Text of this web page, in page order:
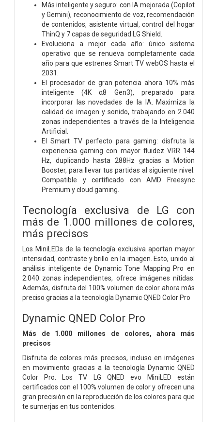
Más inteligente y seguro: con IA mejorada (Copilot
y Gemini), reconocimiento de voz, recomendación
de contenidos, asistente virtual, control del hogar
ThinQ y 7 capas de seguridad LG Shield.
Evoluciona a mejor cada año: único sistema
operativo que se renueva completamente cada
año para que estrenes Smart TV webOS hasta el
2031.
El procesador de gran potencia ahora 10% más
inteligente (4K α8 Gen3), preparado para
incorporar las novedades de la IA. Maximiza la
calidad de imagen y sonido, trabajando en 2.040
zonas independientes a través de la Inteligencia
Artificial.
El Smart TV perfecto para gaming: disfruta la
experiencia gaming con mayor fluidez VRR 144
Hz, duplicando hasta 288Hz gracias a Motion
Booster, para llevar tus partidas al siguiente nivel.
Compatible y certificado con AMD Freesync
Premium y cloud gaming.
Tecnología exclusiva de LG con
más de 1.000 millones de colores,
más precisos
Los MiniLEDs de la tecnología exclusiva aportan mayor
intensidad, contraste y brillo en la imagen. Esto, unido al
análisis inteligente de Dynamic Tone Mapping Pro en
2.040 zonas independientes, ofrece imágenes nítidas.
Además, disfruta del 100% volumen de color ahora más
preciso gracias a la tecnología Dynamic QNED Color Pro
Dynamic QNED Color Pro
Más de 1.000 millones de colores, ahora más
precisos
Disfruta de colores más precisos, incluso en imágenes
en movimiento gracias a la tecnología Dynamic QNED
Color Pro. Los TV LG QNED evo MiniLED están
certificados con el 100% volumen de color y ofrecen una
gran precisión en la reproducción de los colores para que
te sumerjas en tus contenidos.